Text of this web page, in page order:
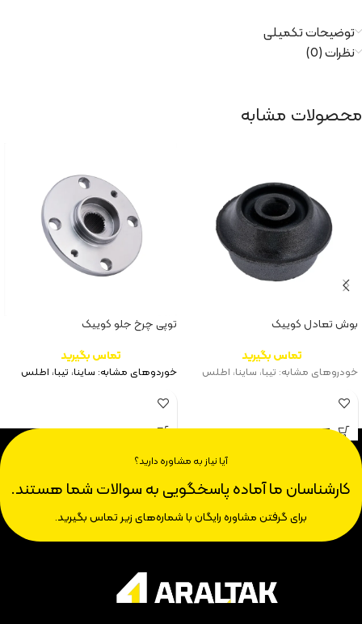
توضیحات تکمیلی
نظرات (0)
محصولات مشابه
بوش تعادل کوییک
تماس بگیرید
خودروهای مشابه: تیبا، ساینا، اطلس
توپی چرخ جلو کوییک
تماس بگیرید
خوردوهای مشابه: ساینا، تیبا، اطلس
آیا نیاز به مشاوره دارید؟
کارشناسان ما آماده پاسخگویی به سوالات شما هستند.
برای گرفتن مشاوره رایگان با شماره‌های زیر تماس بگیرید.